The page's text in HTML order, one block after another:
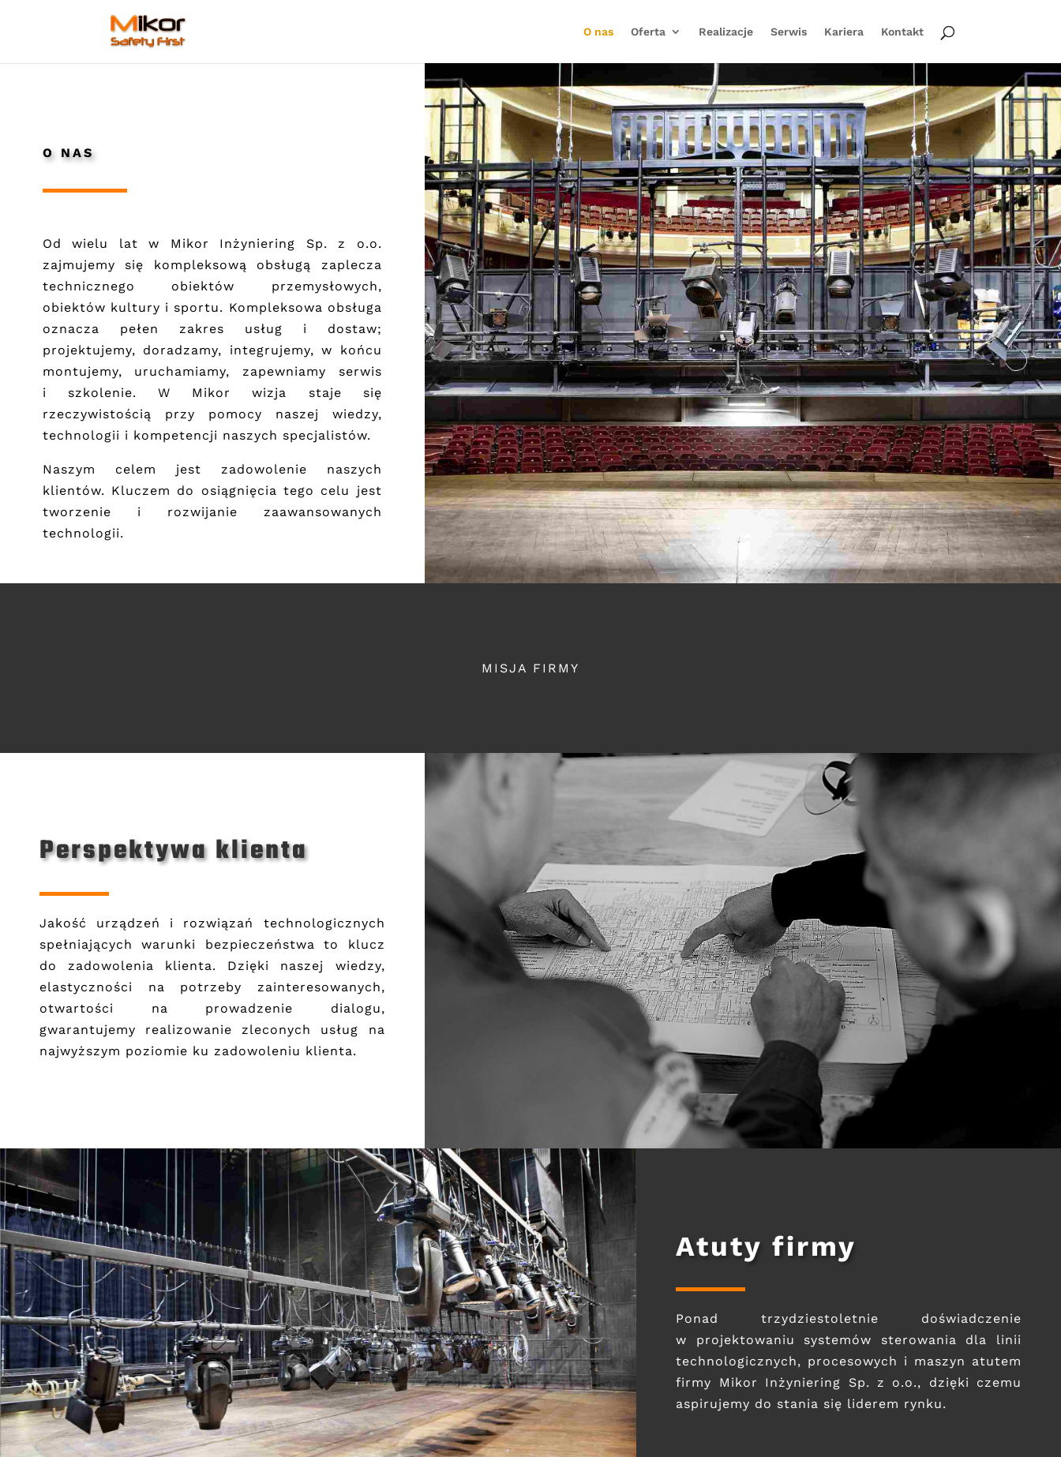
O nas Oferta Realizacje Serwis Kariera Kontakt
O NAS
Od wielu lat w Mikor Inżyniering Sp. z o.o.
zajmujemy się kompleksową obsługą zaplecza
technicznego obiektów przemysłowych,
obiektów kultury i sportu. Kompleksowa obsługa
oznacza pełen zakres usług i dostaw;
projektujemy, doradzamy, integrujemy, w końcu
montujemy, uruchamiamy, zapewniamy serwis
i szkolenie.​ W Mikor wizja staje się
rzeczywistością przy pomocy naszej wiedzy,
technologii i kompetencji naszych specjalistów.
Naszym celem jest zadowolenie naszych
klientów. Kluczem do osiągnięcia tego celu jest
tworzenie i rozwijanie zaawansowanych
technologii. ​
MISJA FIRMY
Perspektywa klienta
Jakość urządzeń i rozwiązań technologicznych
spełniających warunki bezpieczeństwa to klucz
do zadowolenia klienta. Dzięki naszej wiedzy,
elastyczności na potrzeby zainteresowanych,
otwartości na prowadzenie dialogu,
gwarantujemy realizowanie zleconych usług na
najwyższym poziomie ku zadowoleniu klienta.​
Atuty firmy
Ponad trzydziestoletnie doświadczenie
w projektowaniu systemów sterowania dla linii
technologicznych, procesowych i maszyn atutem
firmy Mikor Inżyniering Sp. z o.o., dzięki czemu
aspirujemy do stania się liderem rynku.